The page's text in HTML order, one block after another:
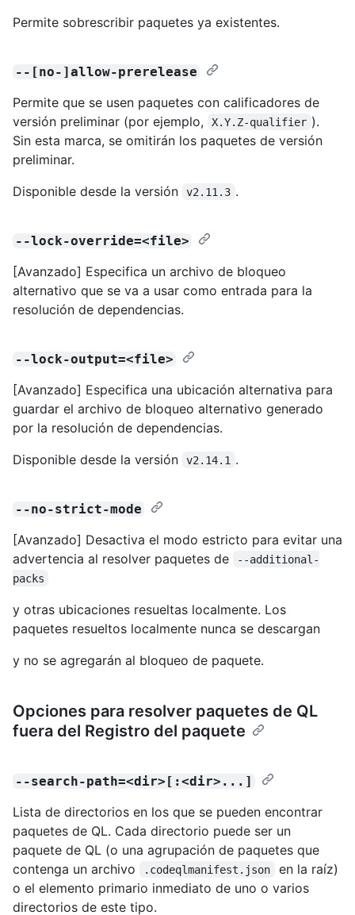
Permite sobrescribir paquetes ya existentes.
--[no-]allow-prerelease
Permite que se usen paquetes con calificadores de
versión preliminar (por ejemplo,
X.Y.Z-qualifier ).
Sin esta marca, se omitirán los paquetes de versión
preliminar.
Disponible desde la versión
v2.11.3 .
--lock-override=<file>
[Avanzado] Especifica un archivo de bloqueo
alternativo que se va a usar como entrada para la
resolución de dependencias.
--lock-output=<file>
[Avanzado] Especifica una ubicación alternativa para
guardar el archivo de bloqueo alternativo generado
por la resolución de dependencias.
Disponible desde la versión
v2.14.1 .
--no-strict-mode
[Avanzado] Desactiva el modo estricto para evitar una
advertencia al resolver paquetes de
--additional-
packs
y otras ubicaciones resueltas localmente. Los
paquetes resueltos localmente nunca se descargan
y no se agregarán al bloqueo de paquete.
Opciones para resolver paquetes de QL
fuera del Registro del paquete
--search-path=<dir>[:<dir>...]
Lista de directorios en los que se pueden encontrar
paquetes de QL. Cada directorio puede ser un
paquete de QL (o una agrupación de paquetes que
contenga un archivo
.codeqlmanifest.json
en la raíz)
o el elemento primario inmediato de uno o varios
directorios de este tipo.